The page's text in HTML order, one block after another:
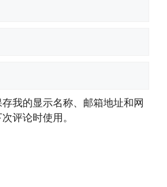
我的显示名称、邮箱地址和网
评论时使用。